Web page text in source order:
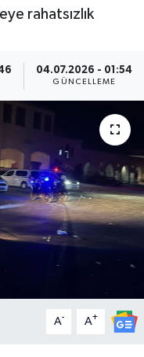
rahatsızlık
04.07.2026 - 01:54
GÜNCELLEME
A- A+